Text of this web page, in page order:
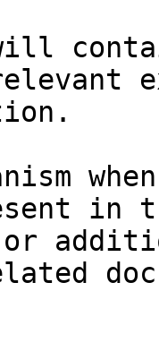
will
in